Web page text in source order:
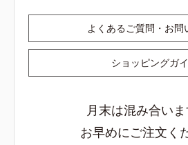
よくあるご質問・お問
ショッピングガ
月末は混み合い
お早めにご注文く